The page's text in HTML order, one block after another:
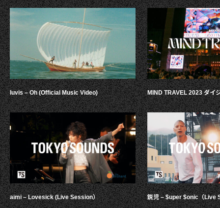
luvis – Oh (Official Music Video)
aimi – Lovesick (Live Session）
MIND TRAVEL 2023 ダイ
鋭児 – $uper $onic（Live